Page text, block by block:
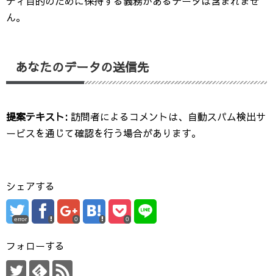
ん。
あなたのデータの送信先
提案テキスト: 訪問者によるコメントは、自動スパム検出サ
ービスを通じて確認を行う場合があります。
シェアする
error 0 0
フォローする